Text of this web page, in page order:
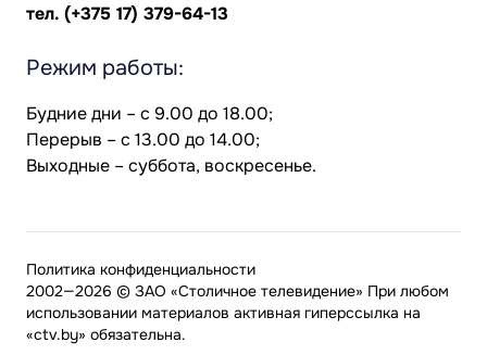
тел. (+375 17) 379-64-13
Режим работы:
Будние дни – с 9.00 до 18.00;
Перерыв – с 13.00 до 14.00;
Выходные – суббота, воскресенье.
2002—2026 © ЗАО «Столичное телевидение» При любом
использовании материалов активная гиперссылка на
«ctv.by» обязательна.
Политика конфиденциальности